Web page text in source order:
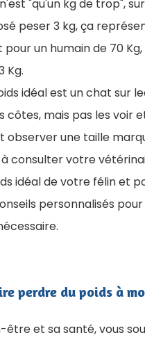
"qu'un kg de trop",
peser 3 kg, ça
pour un humain de 70 Kg,
Kg.
idéal est un chat sur
côtes, mais pas les voir
observer une taille
à consulter votre
idéal de votre félin et
personnalisés
perdre du poids à
être et sa santé, vous